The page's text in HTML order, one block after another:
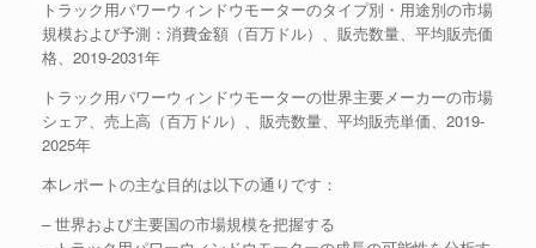
トラック用パワーウィンドウモーターのタイプ別・用途別の市場
規模および予測：消費金額（百万ドル）、販売数量、平均販売価
格、2019-2031年
トラック用パワーウィンドウモーターの世界主要メーカーの市場
シェア、売上高（百万ドル）、販売数量、平均販売単価、2019-
2025年
本レポートの主な目的は以下の通りです：
– 世界および主要国の市場規模を把握する